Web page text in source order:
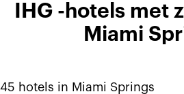
IHG -hotels met
Miami
45 hotels in Miami Springs